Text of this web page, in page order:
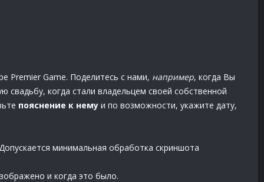
Premier Game. Поделитесь с нами, например, когда Вы
свадьбу, когда стали владельцем своей собственной
пояснение к нему и по возможности, укажите дату,
минимальная обработка скриншота
и когда это было.